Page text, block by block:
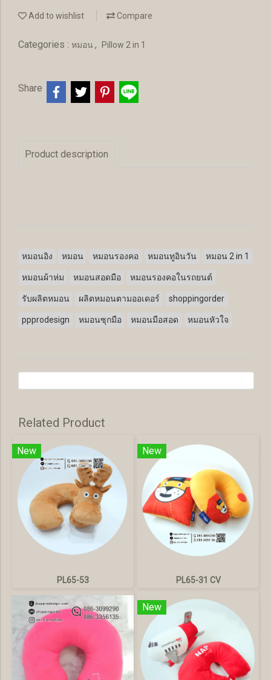
Add to wishlist Compare
Categories : หมอน , Pillow 2 in 1
Share
Product description
หมอนอิง หมอน หมอนรองคอ หมอนทูอินวัน หมอน 2 in 1
หมอนผ้าห่ม หมอนสอดมือ หมอนรองคอในรถยนต์
รับผลิตหมอน ผลิตหมอนตามออเดอร์ shoppingorder
ppprodesign หมอนซุกมือ หมอนมือสอด หมอนหัวใจ
Related Product
New
PL65-53
New
PL65-31 CV
New